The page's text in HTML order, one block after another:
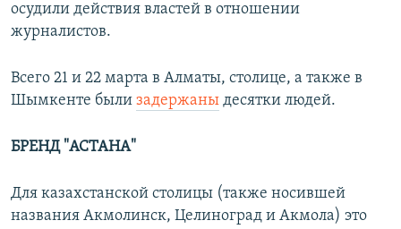
осудили действия властей в отношении
журналистов.
Всего 21 и 22 марта в Алматы, столице, а также в
Шымкенте были задержаны десятки людей.
БРЕНД "АСТАНА"
Для казахстанской столицы (также носившей
названия Акмолинск, Целиноград и Акмола) это